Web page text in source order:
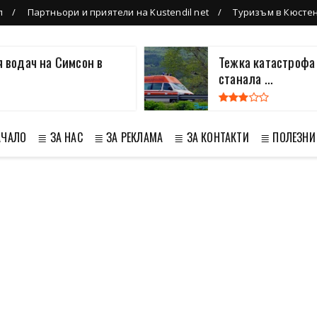
Партньори и приятели на Kustendil net Туризъм в
с две жертви е
29-
Дупница, ...
≣ ЗА НАС ≣ ЗА РЕКЛАМА ≣ ЗА КОНТАКТИ ≣ ПОЛЕЗНИ